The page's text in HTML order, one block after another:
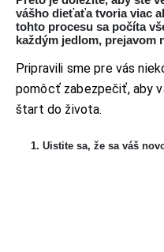
vášho dieťaťa tvoria viac
tohto procesu sa počíta
každým jedlom, prejavom
Pripravili sme pre vás
pomôcť zabezpečiť, aby
štart do života.
1. Uistite sa, že sa váš